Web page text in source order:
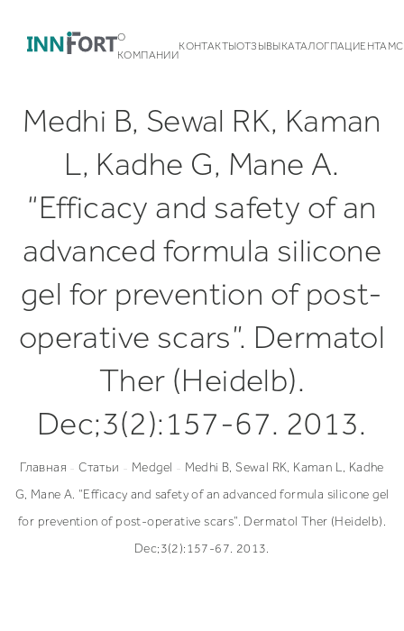
О
КОМПАНИИ
КОНТАКТЫОТЗЫВЫКАТАЛОГПАЦИЕНТАМ
Команда
Контакты
Наши партнеры
Некоммерческая деятельность
Грудные имплантаты Silimed
Standard Line
VOE
Medgel
Доставка и оплата
Грудные имплантаты
Увеличение груди
Увеличение груди анатомическими имплантатами
Увеличение груди круглыми имплантатами
Увеличение груди под железу
Увеличение груди под мышцу
Подтяжка груди с имплантатами
Вертикальная подтяжка груди
Якорная подтяжка груди
Асимметрия груди
Птозированная грудь
Повторная маммопластика
Отзывы
Фото до/после
FAQ
Публикации
Календарь мероприятий
Medhi B, Sewal RK, Kaman
L, Kadhe G, Mane A.
“Efficacy and safety of an
advanced formula silicone
gel for prevention of post-
operative scars”. Dermatol
Ther (Heidelb).
Dec;3(2):157-67. 2013.
Главная - Статьи - Medgel - Medhi B, Sewal RK, Kaman L, Kadhe
G, Mane A. “Efficacy and safety of an advanced formula silicone gel
for prevention of post-operative scars”. Dermatol Ther (Heidelb).
Dec;3(2):157-67. 2013.